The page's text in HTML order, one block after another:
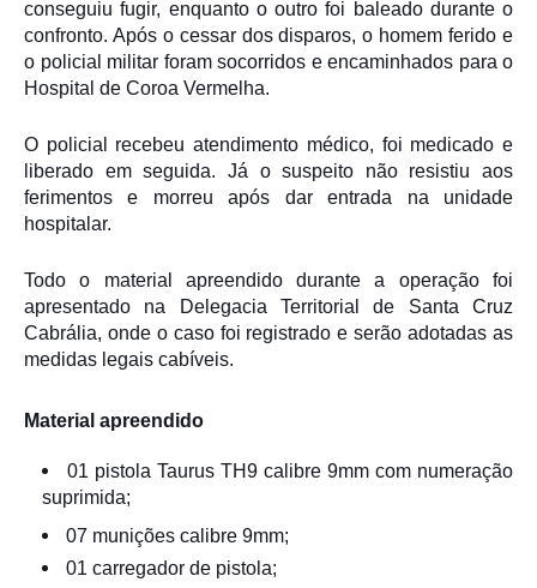
conseguiu fugir, enquanto o outro foi baleado durante o
confronto. Após o cessar dos disparos, o homem ferido e
o policial militar foram socorridos e encaminhados para o
Hospital de Coroa Vermelha.
O policial recebeu atendimento médico, foi medicado e
liberado em seguida. Já o suspeito não resistiu aos
ferimentos e morreu após dar entrada na unidade
hospitalar.
Todo o material apreendido durante a operação foi
apresentado na Delegacia Territorial de Santa Cruz
Cabrália, onde o caso foi registrado e serão adotadas as
medidas legais cabíveis.
Material apreendido
01 pistola Taurus TH9 calibre 9mm com numeração
suprimida;
07 munições calibre 9mm;
01 carregador de pistola;